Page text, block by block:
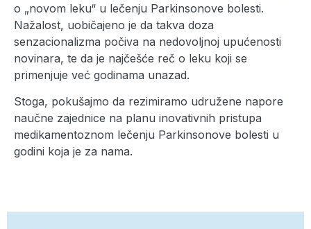
o „novom leku“ u lečenju Parkinsonove bolesti.
Nažalost, uobičajeno je da takva doza
senzacionalizma počiva na nedovoljnoj upućenosti
novinara, te da je najčešće reč o leku koji se
primenjuje već godinama unazad.
Stoga, pokušajmo da rezimiramo udružene napore
naučne zajednice na planu inovativnih pristupa
medikamentoznom lečenju Parkinsonove bolesti u
godini koja je za nama.